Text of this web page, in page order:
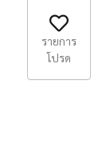
รายการ
โปรด